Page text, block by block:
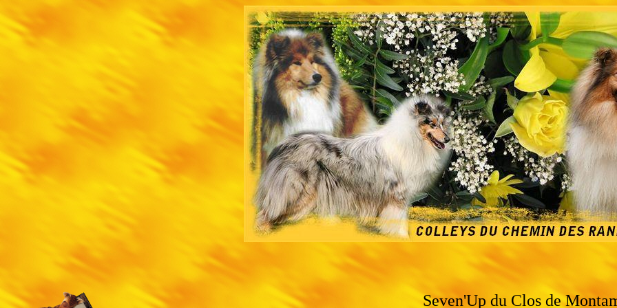
Seven'Up du Clos de